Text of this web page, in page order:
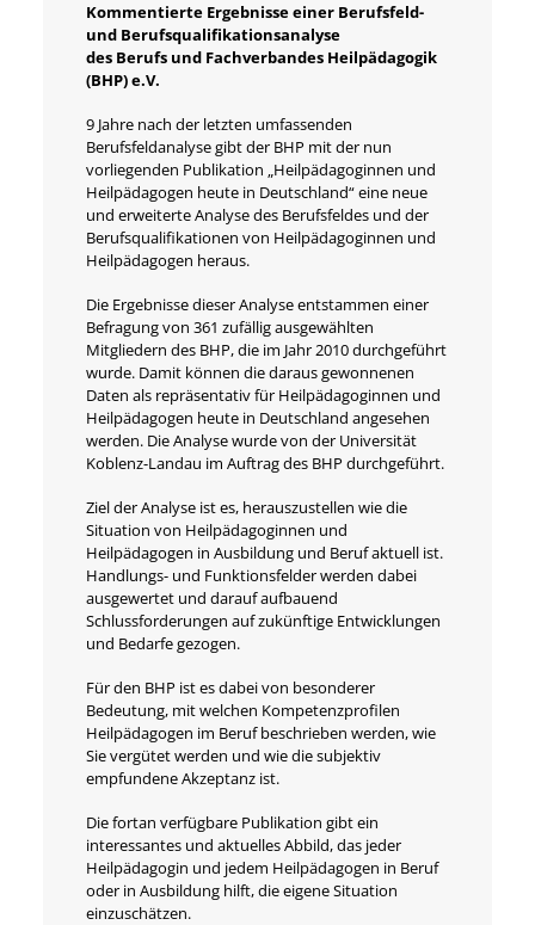
Kommentierte Ergebnisse einer Berufsfeld-
und Berufsqualifikationsanalyse
des Berufs und Fachverbandes Heilpädagogik
(BHP) e.V.
9 Jahre nach der letzten umfassenden
Berufsfeldanalyse gibt der BHP mit der nun
vorliegenden Publikation „Heilpädagoginnen und
Heilpädagogen heute in Deutschland“ eine neue
und erweiterte Analyse des Berufsfeldes und der
Berufsqualifikationen von Heilpädagoginnen und
Heilpädagogen heraus.
Die Ergebnisse dieser Analyse entstammen einer
Befragung von 361 zufällig ausgewählten
Mitgliedern des BHP, die im Jahr 2010 durchgeführt
wurde. Damit können die daraus gewonnenen
Daten als repräsentativ für Heilpädagoginnen und
Heilpädagogen heute in Deutschland angesehen
werden. Die Analyse wurde von der Universität
Koblenz-Landau im Auftrag des BHP durchgeführt.
Ziel der Analyse ist es, herauszustellen wie die
Situation von Heilpädagoginnen und
Heilpädagogen in Ausbildung und Beruf aktuell ist.
Handlungs- und Funktionsfelder werden dabei
ausgewertet und darauf aufbauend
Schlussforderungen auf zukünftige Entwicklungen
und Bedarfe gezogen.
Für den BHP ist es dabei von besonderer
Bedeutung, mit welchen Kompetenzprofilen
Heilpädagogen im Beruf beschrieben werden, wie
Sie vergütet werden und wie die subjektiv
empfundene Akzeptanz ist.
Die fortan verfügbare Publikation gibt ein
interessantes und aktuelles Abbild, das jeder
Heilpädagogin und jedem Heilpädagogen in Beruf
oder in Ausbildung hilft, die eigene Situation
einzuschätzen.